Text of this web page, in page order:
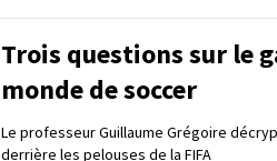
Trois questions sur le
monde de soccer
Le professeur Guillaume Grégoire
derrière les pelouses de la FIFA